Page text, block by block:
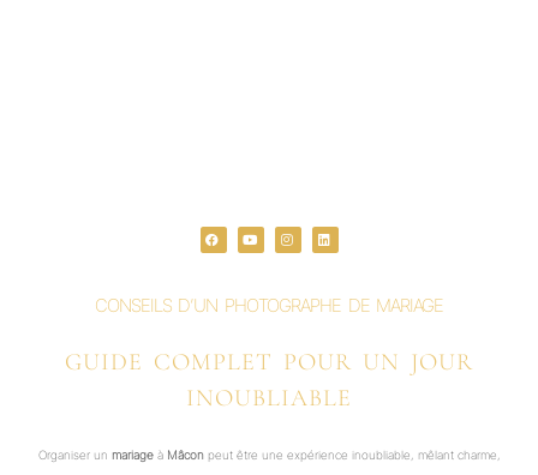
a
c
o
k
o
u
e
n
s
r
a
i
n
n
CONSEILS D’UN PHOTOGRAPHE DE MARIAGE
GUIDE COMPLET POUR UN JOUR
INOUBLIABLE
Organiser un mariageà Mâconpeut être une expérience inoubliable, mêlant charme,